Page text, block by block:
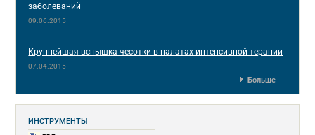
заболеваний
09.06.2015
Крупнейшая вспышка чесотки в палатах интенсивной терапии
07.04.2015
Больше
ИНСТРУМЕНТЫ